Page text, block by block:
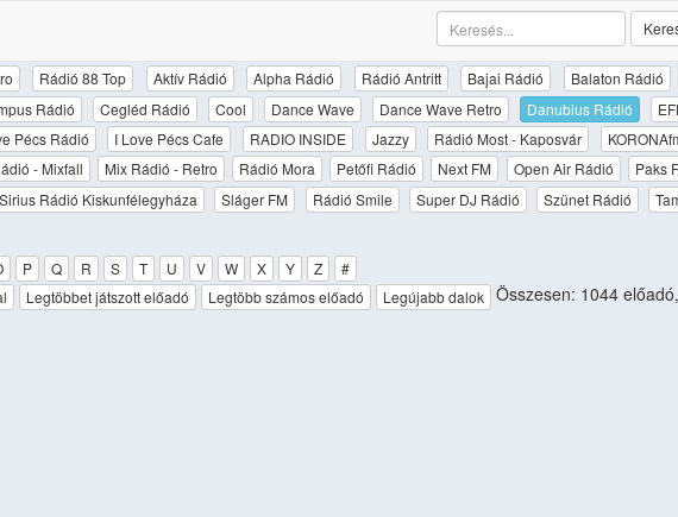
Rádió 88 Top Aktív Rádió Alpha Rádió Rádió Antritt Bajai Rádió Balaton Rádió
Rádió Cegléd Rádió Cool Dance Wave Dance Wave Retro Danubius Rádió
Pécs Rádió I Love Pécs Cafe RADIO INSIDE Jazzy Rádió Most - Kaposvár
- Mixfall Mix Rádió - Retro Rádió Mora Petőfi Rádió Next FM Open Air Rádió Paks
Sirius Rádió Kiskunfélegyháza Sláger FM Rádió Smile Super DJ Rádió Szünet Rádió
P Q R S T U V W X Y Z
#
Legtöbbet játszott előadó Legtöbb számos előadó Legújabb dalok Összesen: 1044